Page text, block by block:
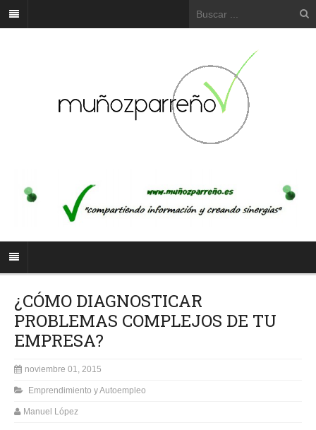
¿CÓMO DIAGNOSTICAR
PROBLEMAS COMPLEJOS DE TU
EMPRESA?
noviembre 01, 2015
Emprendimiento y Autoempleo
Manuel López